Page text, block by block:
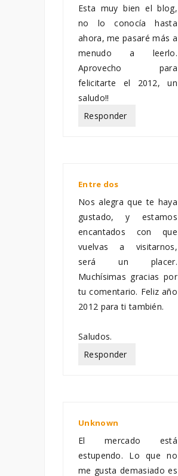
Esta muy bien el blog,
no lo conocía hasta
ahora, me pasaré más a
menudo a leerlo.
Aprovecho para
felicitarte el 2012, un
saludo!!
Responder
Entre dos
Nos alegra que te haya
gustado, y estamos
encantados con que
vuelvas a visitarnos,
será un placer.
Muchísimas gracias por
tu comentario. Feliz año
2012 para ti también.
Saludos.
Responder
Unknown
El mercado está
estupendo. Lo que no
me gusta demasiado es